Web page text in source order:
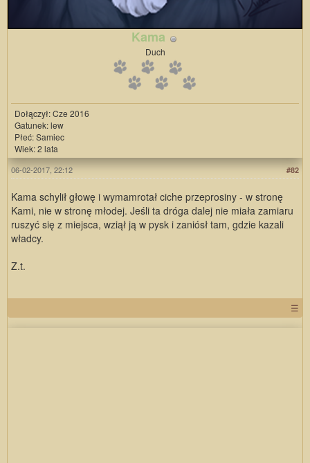
Kama
Duch
Dołączył: Cze 2016
Gatunek: lew
Płeć: Samiec
Wiek: 2 lata
#82
06-02-2017, 22:12
Kama schylił głowę i wymamrotał ciche przeprosiny - w stronę
Kami, nie w stronę młodej. Jeśli ta dróga dalej nie miała zamiaru
ruszyć się z miejsca, wziął ją w pysk i zaniósł tam, gdzie kazali
władcy.
Z.t.
☰